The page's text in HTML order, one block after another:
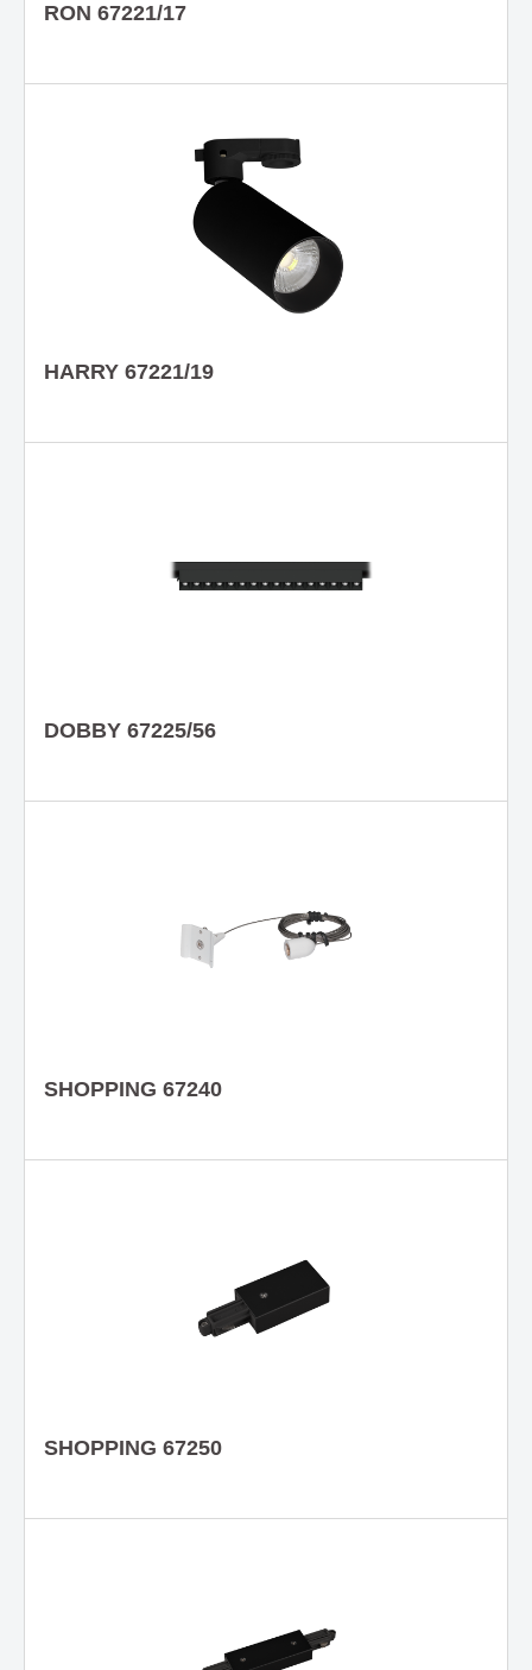
RON 67221/17
HARRY 67221/19
DOBBY 67225/56
SHOPPING 67240
SHOPPING 67250